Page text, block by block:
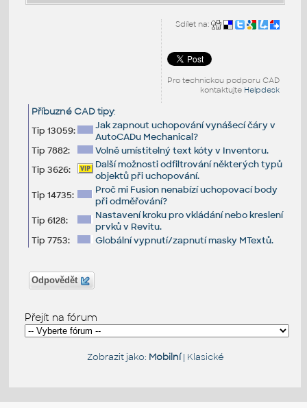
Sdílet na:
Pro technickou podporu CAD
kontaktujte Helpdesk
Příbuzné CAD tipy:
Tip 13059:
Jak zapnout uchopování vynášecí čáry v
AutoCADu Mechanical?
Tip 7882:
Volně umístitelný text kóty v Inventoru.
Tip 3626:
Další možnosti odfiltrování některých typů
objektů při uchopování.
Tip 14735:
Proč mi Fusion nenabízí uchopovací body
při odměřování?
Tip 6128:
Nastavení kroku pro vkládání nebo kreslení
prvků v Revitu.
Tip 7753:
Globální vypnutí/zapnutí masky MTextů.
Odpovědět
Přejít na fórum
Zobrazit jako: Mobilní| Klasické